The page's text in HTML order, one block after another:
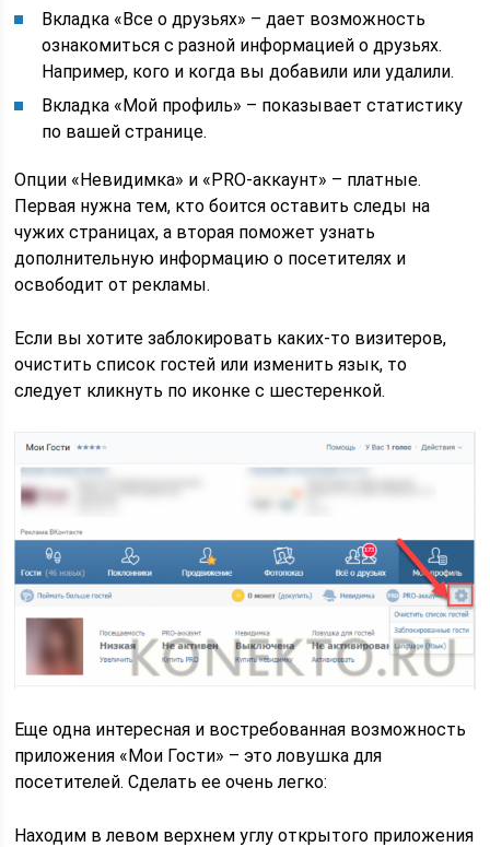
Вкладка «Все о друзьях» – дает возможность
ознакомиться с разной информацией о друзьях.
Например, кого и когда вы добавили или удалили.
Вкладка «Мой профиль» – показывает статистику
по вашей странице.
Опции «Невидимка» и «PRO-аккаунт» – платные.
Первая нужна тем, кто боится оставить следы на
чужих страницах, а вторая поможет узнать
дополнительную информацию о посетителях и
освободит от рекламы.
Если вы хотите заблокировать каких-то визитеров,
очистить список гостей или изменить язык, то
следует кликнуть по иконке с шестеренкой.
Еще одна интересная и востребованная возможность
приложения «Мои Гости» – это ловушка для
посетителей. Сделать ее очень легко:
Находим в левом верхнем углу открытого приложения